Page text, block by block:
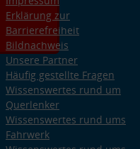
Erklärung zur
Barrierefreiheit
Bildnachweis
Unsere Partner
Häufig gestellte Fragen
Wissenswertes rund um
Querlenker
Wissenswertes rund ums
Fahrwerk